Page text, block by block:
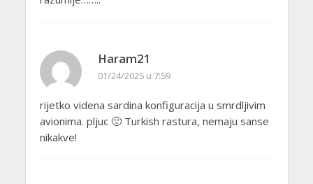
Haram21
01/24/2025 u 7:59
rijetko videna sardina konfiguracija u smrdljivim
avionima. pljuc 🙁 Turkish rastura, nemaju sanse
nikakve!